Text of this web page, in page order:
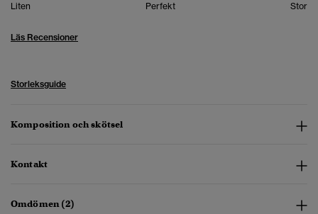
Liten Perfekt Stor
Läs Recensioner
Storleksguide
Komposition och skötsel
Kontakt
Omdömen (2)